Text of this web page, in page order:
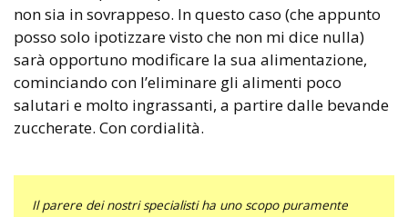
non sia in sovrappeso. In questo caso (che appunto
posso solo ipotizzare visto che non mi dice nulla)
sarà opportuno modificare la sua alimentazione,
cominciando con l’eliminare gli alimenti poco
salutari e molto ingrassanti, a partire dalle bevande
zuccherate. Con cordialità.
Il parere dei nostri specialisti ha uno scopo puramente